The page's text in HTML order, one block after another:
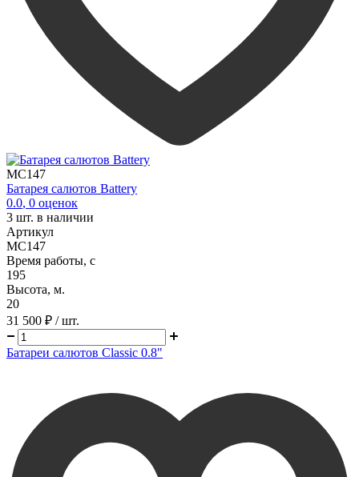
MC147
Батарея салютов Battery
0.0, 0 оценок
3 шт. в наличии
Артикул
MC147
Время работы, с
195
Высота, м.
20
31 500 ₽ / шт.
Батареи салютов Classic 0.8"